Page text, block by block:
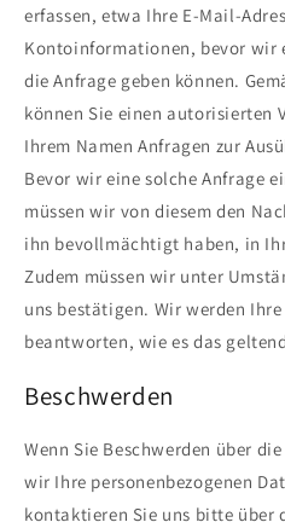
erfassen, etwa Ihre E-Mail-
Kontoinformationen, bevor
die Anfrage geben können.
können Sie einen autorisierten
Ihrem Namen Anfragen zur
Bevor wir eine solche Anfrage
müssen wir von diesem den
ihn bevollmächtigt haben, in
Zudem müssen wir unter
uns bestätigen. Wir werden
beantworten, wie es das
Beschwerden
Wenn Sie Beschwerden über
wir Ihre personenbezogenen
kontaktieren Sie uns bitte über